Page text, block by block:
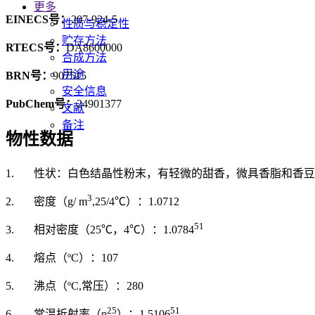
更多
性质与稳定性
贮存方法
合成方法
用途
安全信息
文献
备注
EINECS号：207-924-5
RTECS号：DA8600000
BRN号：907515
PubChem号：24901377
物性数据
1. 性状：白色结晶性粉末，有轻微的甜香，微具香脂和香豆
2. 密度（g/ m3,25/4℃）：1.0712
3. 相对密度（25℃，4℃）：1.078451
4. 熔点（ºC）：107
5. 沸点（ºC,常压）：280
25 51